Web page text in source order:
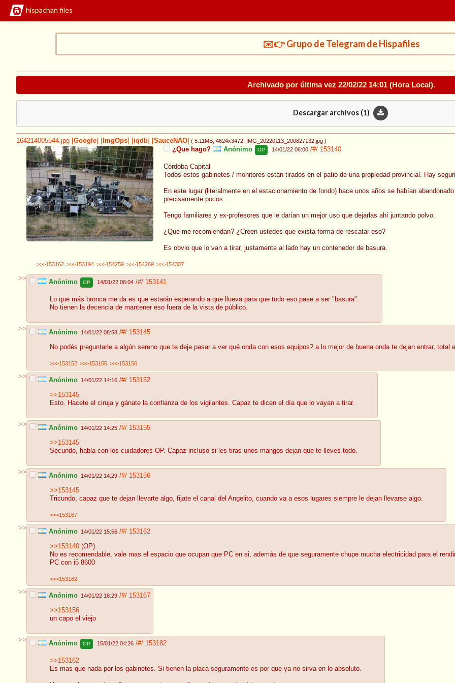
hispachan files
✉️👉 Grupo de Telegram de Hispafiles
Archivado por última vez 22/02/22 14:01 (Hora Local).
Descargar archivos (1)
164214005544.jpg Google ImgOps iqdb SauceNAO ( 5.11MB , 4624x3472 , IMG_20220113_200827132.jpg )
¿Que hago? Anónimo OP 14/01/22 06:00 /#/ 153140
Córdoba Capital
Todos estos gabinetes / monitores están tirados en el patio de una propiedad provincial. Hay
En este lugar (literalmente en el estacionamiento de fondo) hace unos años se habían
precisamente pocos.
Tengo familiares y ex-profesores que le darían un mejor uso que dejarlas ahí juntando polvo.
¿Que me recomiendan? ¿Creen ustedes que exista forma de rescatar eso?
Es obvio que lo van a tirar, justamente al lado hay un contenedor de basura.
>>>153162 >>>153194 >>>154259 >>>154269 >>>154307
>> Anónimo OP 14/01/22 06:04 /#/ 153141
Lo que más bronca me da es que estarán esperando a que llueva para que todo eso pase a ser "basura".
No tienen la decencia de mantener eso fuera de la vista de público.
>> Anónimo 14/01/22 08:58 /#/ 153145
No podés preguntarle a algún sereno que te deje pasar a ver qué onda con esos equipos? a lo mejor de buena onda te dejan entrar, total
>>>153152 >>>153155 >>>153156
>> Anónimo 14/01/22 14:16 /#/ 153152
>>153145
Esto. Hacete el ciruja y gánate la confianza de los vigilantes. Capaz te dicen el día que lo vayan a tirar.
>> Anónimo 14/01/22 14:25 /#/ 153155
>>153145
Secundo, habla con los cuidadores OP. Capaz incluso si les tiras unos mangos dejan que te lleves todo.
>> Anónimo 14/01/22 14:29 /#/ 153156
>>153145
Tricundo, capaz que te dejan llevarte algo, fijate el canal del Angelito, cuando va a esos lugares siempre le dejan llevarse algo.
>>>153167
>> Anónimo 14/01/22 15:56 /#/ 153162
>>153140 (OP)
No es recomendable, vale mas el espacio que ocupan que PC en si, además de que seguramente chupe mucha electricidad para el
PC con i5 8600
>>>153182
>> Anónimo 14/01/22 18:29 /#/ 153167
>>153156
un capo el viejo
>> Anónimo OP 15/01/22 04:26 /#/ 153182
>>153162
Es mas que nada por los gabinetes. Si tienen la placa seguramente es por que ya no sirva en lo absoluto.